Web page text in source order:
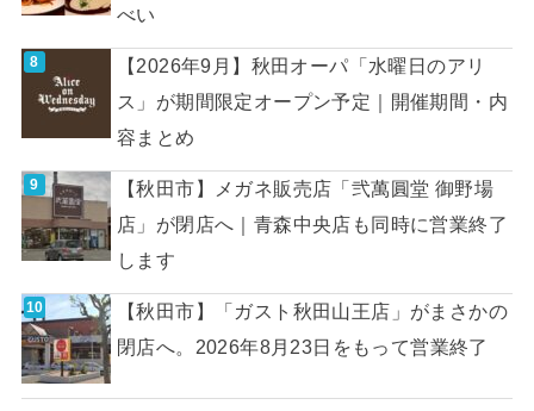
べい
【2026年9月】秋田オーパ「水曜日のアリ
ス」が期間限定オープン予定｜開催期間・内
容まとめ
【秋田市】メガネ販売店「弐萬圓堂 御野場
店」が閉店へ｜青森中央店も同時に営業終了
します
【秋田市】「ガスト秋田山王店」がまさかの
閉店へ。2026年8月23日をもって営業終了